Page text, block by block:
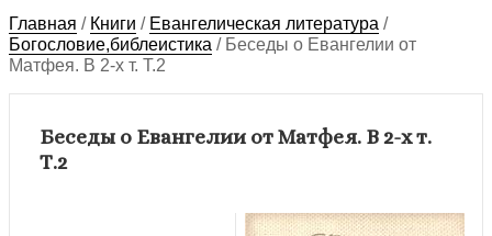
Главная / Книги / Евангелическая литература /
Богословие,библеистика / Беседы о Евангелии от
Матфея. В 2-х т. Т.2
Беседы о Евангелии от Матфея. В 2-х т.
Т.2